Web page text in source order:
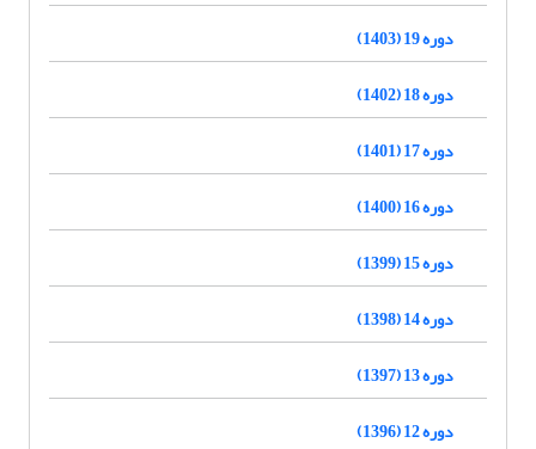
دوره 19 (1403)
دوره 18 (1402)
دوره 17 (1401)
دوره 16 (1400)
دوره 15 (1399)
دوره 14 (1398)
دوره 13 (1397)
دوره 12 (1396)